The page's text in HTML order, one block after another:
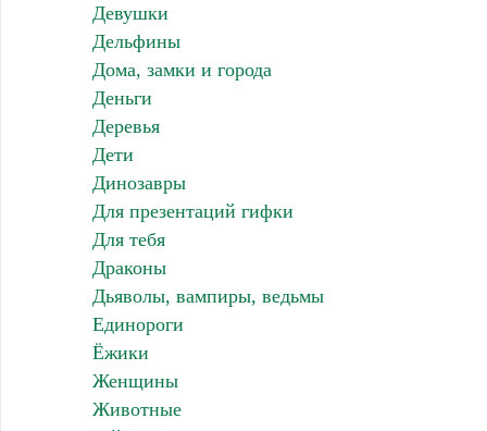
Девушки
Дельфины
Дома, замки и города
Деньги
Деревья
Дети
Динозавры
Для презентаций гифки
Для тебя
Драконы
Дьяволы, вампиры, ведьмы
Единороги
Ёжики
Женщины
Животные